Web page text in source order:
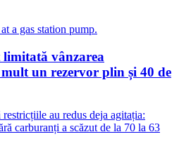
vânzarea
un rezervor plin și 40 de
au redus deja agitația:
carburanți a scăzut de la 70 la 63